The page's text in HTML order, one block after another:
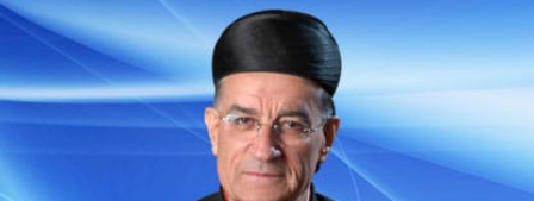
ناس
إقتصاد فن
منوعات رياضة
كأس العالم